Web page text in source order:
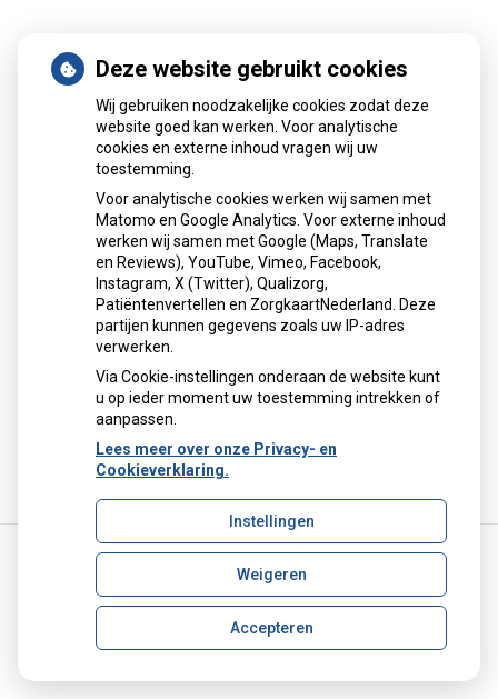
Patiëntenomgeving
Herhaalrecepten aanvragen
Patiëntenomgeving
Uw Zorg Online |Beheer
apotheek.delfshaven@ezorg.nl
Cookie-instellingen
Deze website gebruikt cookies
Wij gebruiken noodzakelijke cookies zodat deze
website goed kan werken. Voor analytische
cookies en externe inhoud vragen wij uw
toestemming.
Voor analytische cookies werken wij samen met
Matomo en Google Analytics. Voor externe inhoud
werken wij samen met Google (Maps, Translate
en Reviews), YouTube, Vimeo, Facebook,
Instagram, X (Twitter), Qualizorg,
Patiëntenvertellen en ZorgkaartNederland. Deze
partijen kunnen gegevens zoals uw IP-adres
verwerken.
Via Cookie-instellingen onderaan de website kunt
u op ieder moment uw toestemming intrekken of
aanpassen.
Lees meer over onze Privacy- en
Cookieverklaring.
Instellingen
Weigeren
Accepteren